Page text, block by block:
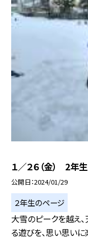
１／２６（金） 2
公開日 2024/01/29
２年生のページ
大雪のピークを越え
る遊びを、思い思いに